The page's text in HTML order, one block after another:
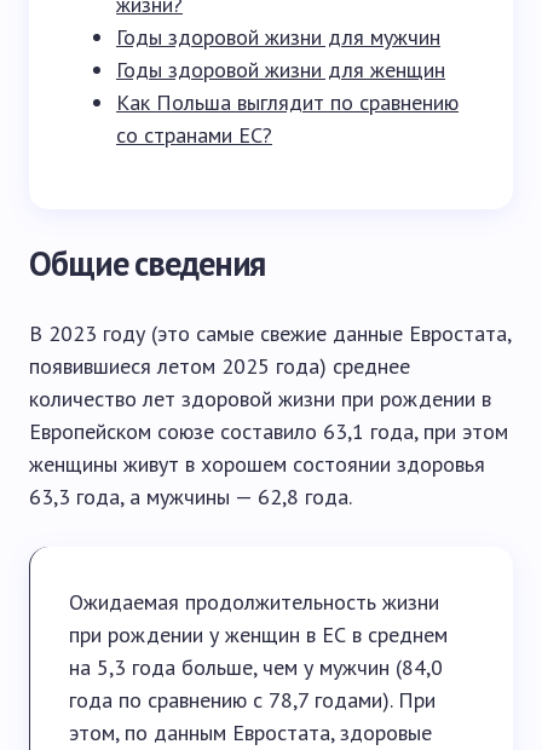
Годы здоровой жизни для мужчин
Годы здоровой жизни для женщин
Как Польша выглядит по сравнению
со странами ЕС?
Общие сведения
В 2023 году (это самые свежие данные Евростата,
появившиеся летом 2025 года) среднее
количество лет здоровой жизни при рождении в
Европейском союзе составило 63,1 года, при этом
женщины живут в хорошем состоянии здоровья
63,3 года, а мужчины — 62,8 года.
Ожидаемая продолжительность жизни
при рождении у женщин в ЕС в среднем
на 5,3 года больше, чем у мужчин (84,0
года по сравнению с 78,7 годами). При
этом, по данным Евростата, здоровые